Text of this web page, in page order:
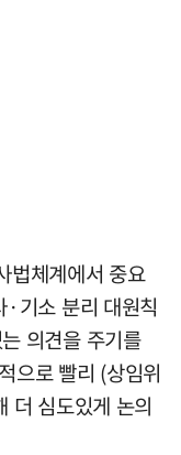
법체계에서 중요
기소 분리 대원칙
의견을 주기를
으로 빨리 (상임위
더 심도있게 논의